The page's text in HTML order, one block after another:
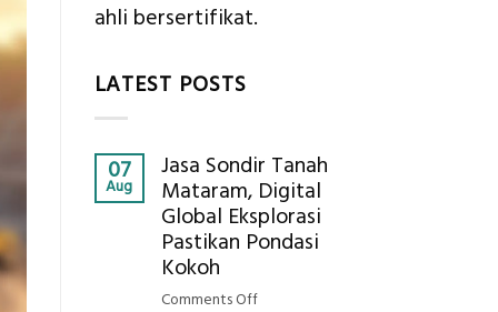
ahli bersertifikat.
LATEST POSTS
07
Aug
Jasa Sondir Tanah
Mataram, Digital
Global Eksplorasi
Pastikan Pondasi
Kokoh
Comments Offon